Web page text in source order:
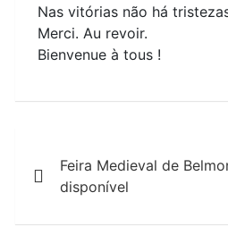
Nas vitórias não há
Merci. Au revoir.
Bienvenue à tous !
de
Feira Medieval de
disponível